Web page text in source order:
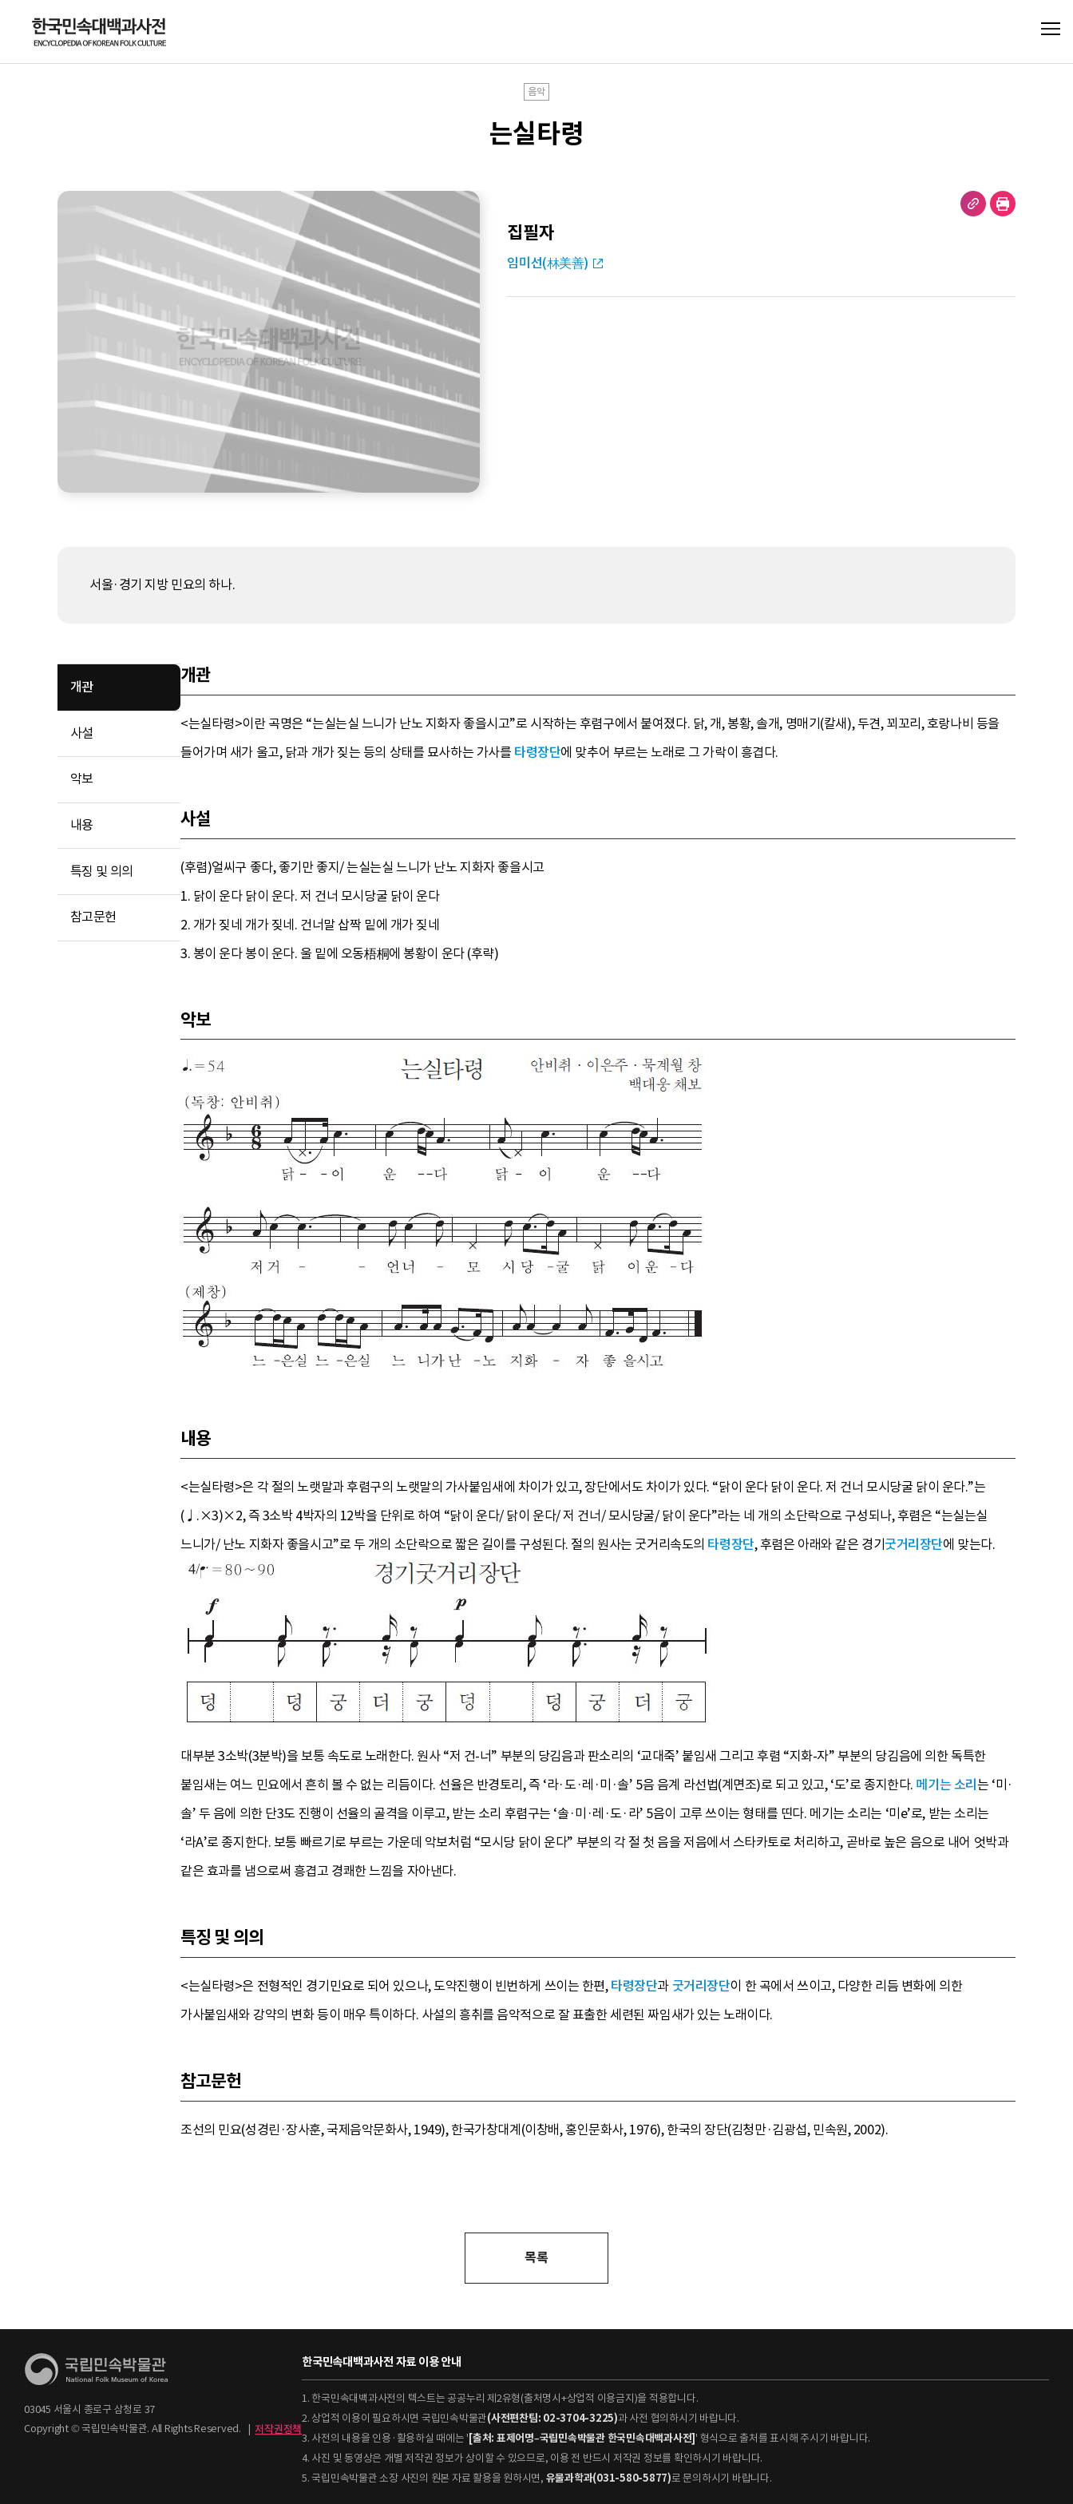
음악
는실타령
집필자
임미선(林美善)
서울·경기 지방 민요의 하나.
개관
사설
악보
내용
특징 및 의의
참고문헌
개관
<는실타령>이란 곡명은 “는실는실 느니가 난노 지화자 좋을시고”로 시작하는 후렴구에서 붙여졌다. 닭, 개, 봉황, 솔개, 명매기(칼새), 두견, 꾀꼬리, 호랑나비 등을
들어가며 새가 울고, 닭과 개가 짖는 등의 상태를 묘사하는 가사를 타령장단에 맞추어 부르는 노래로 그 가락이 흥겹다.
사설
(후렴)얼씨구 좋다, 좋기만 좋지/ 는실는실 느니가 난노 지화자 좋을시고
1. 닭이 운다 닭이 운다. 저 건너 모시당굴 닭이 운다
2. 개가 짖네 개가 짖네. 건너말 삽짝 밑에 개가 짖네
3. 봉이 운다 봉이 운다. 울 밑에 오동梧桐에 봉황이 운다 (후략)
악보
내용
<는실타령>은 각 절의 노랫말과 후렴구의 노랫말의 가사붙임새에 차이가 있고, 장단에서도 차이가 있다. “닭이 운다 닭이 운다. 저 건너 모시당굴 닭이 운다.”는
(♩.×3)×2, 즉 3소박 4박자의 12박을 단위로 하여 “닭이 운다/ 닭이 운다/ 저 건너/ 모시당굴/ 닭이 운다”라는 네 개의 소단락으로 구성되나, 후렴은 “는실는실
느니가/ 난노 지화자 좋을시고”로 두 개의 소단락으로 짧은 길이를 구성된다. 절의 원사는 굿거리속도의 타령장단, 후렴은 아래와 같은 경기굿거리장단에 맞는다.
대부분 3소박(3분박)을 보통 속도로 노래한다. 원사 “저 건-너” 부분의 당김음과 판소리의 ‘교대죽’ 붙임새 그리고 후렴 “지화-자” 부분의 당김음에 의한 독특한
붙임새는 여느 민요에서 흔히 볼 수 없는 리듬이다. 선율은 반경토리, 즉 ‘라·도·레·미·솔’ 5음 음계 라선법(계면조)로 되고 있고, ‘도’로 종지한다. 메기는 소리 는 ‘미·
솔’ 두 음에 의한 단3도 진행이 선율의 골격을 이루고, 받는 소리 후렴구는 ‘솔·미·레·도·라’ 5음이 고루 쓰이는 형태를 띤다. 메기는 소리는 ‘미e’로, 받는 소리는
‘라A’로 종지한다. 보통 빠르기로 부르는 가운데 악보처럼 “모시당 닭이 운다” 부분의 각 절 첫 음을 저음에서 스타카토로 처리하고, 곧바로 높은 음으로 내어 엇박과
같은 효과를 냄으로써 흥겹고 경쾌한 느낌을 자아낸다.
특징 및 의의
<는실타령>은 전형적인 경기민요로 되어 있으나, 도약진행이 빈번하게 쓰이는 한편,타령장단과굿거리장단이 한 곡에서 쓰이고, 다양한 리듬 변화에 의한
가사붙임새와 강약의 변화 등이 매우 특이하다. 사설의 흥취를 음악적으로 잘 표출한 세련된 짜임새가 있는 노래이다.
참고문헌
조선의 민요(성경린·장사훈, 국제음악문화사, 1949), 한국가창대계(이창배, 홍인문화사, 1976), 한국의 장단(김청만·김광섭, 민속원, 2002).
목록
03045 서울시 종로구 삼청로 37
Copyright © 국립민속박물관. All Rights Reserved.
| 저작권정책
한국민속대백과사전 자료 이용 안내
1. 한국민속대백과사전의 텍스트는 공공누리 제2유형(출처명시+상업적 이용금지)을 적용합니다.
2. 상업적 이용이 필요하시면 국립민속박물관(사전편찬팀: 02-3704-3225)과 사전 협의하시기 바랍니다.
3. 사전의 내용을 인용·활용하실 때에는 ' [출처: 표제어명–국립민속박물관 한국민속대백과사전] ' 형식으로 출처를 표시해 주시기 바랍니다.
4. 사진 및 동영상은 개별 저작권 정보가 상이할 수 있으므로, 이용 전 반드시 저작권 정보를 확인하시기 바랍니다.
5. 국립민속박물관 소장 사진의 원본 자료 활용을 원하시면, 유물과학과(031-580-5877)로 문의하시기 바랍니다.